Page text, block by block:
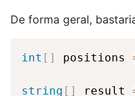
De forma geral,
int [ ] positions
string [ ] result